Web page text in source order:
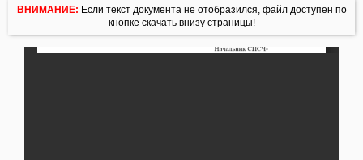
ВНИМАНИЕ: Если текст документа не отобразился, файл доступен по
кнопке скачать внизу страницы!